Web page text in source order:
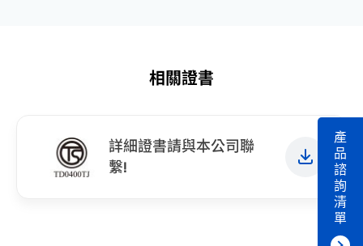
相關證書
詳細證書請與本公司聯
繫!
產
品
諮
詢
清
單